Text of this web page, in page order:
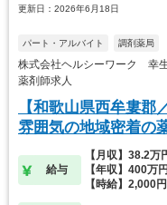
更新日：2026年6月18日
パート・アルバイト 調剤薬局
株式会社ヘルシーワーク 幸
薬剤師求人
【和歌山県西牟婁
雰囲気の地域密着の
給与
【月収】38.2
【年収】400万
【時給】2,000